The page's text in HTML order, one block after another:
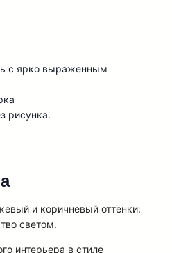
с ярко выраженным
рисунка.
и коричневый оттенки:
светом.
интерьера в стиле